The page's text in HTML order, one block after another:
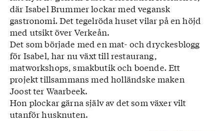
där Isabel Brummer lockar med vegansk
gastronomi. Det tegelröda huset vilar på en höjd
med utsikt över Verkeån.
Det som började med en mat- och dryckesblogg
för Isabel, har nu växt till restaurang,
matworkshops, smakbutik och boende. Ett
projekt tillsammans med holländske maken
Joost ter Waarbeek.
Hon plockar gärna själv av det som växer vilt
utanför husknuten.